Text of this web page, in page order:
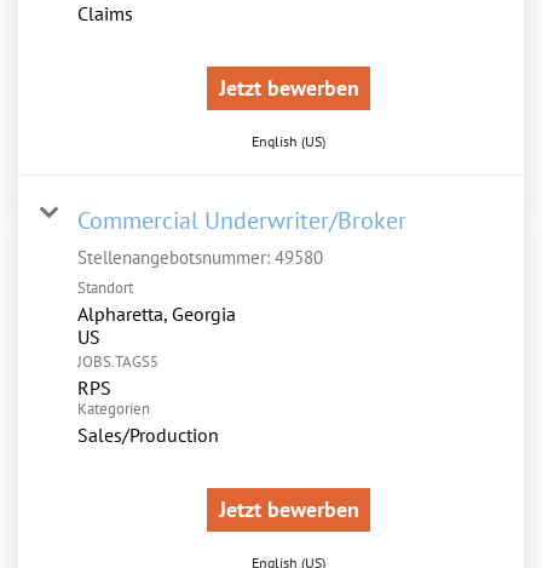
Claims
Jetzt bewerben
English (US)
Commercial Underwriter/Broker
Stellenangebotsnummer: 49580
Standort
Alpharetta, Georgia
JOBS.TAGS5
RPS
Kategorien
Sales/Production
Jetzt bewerben
English (US)